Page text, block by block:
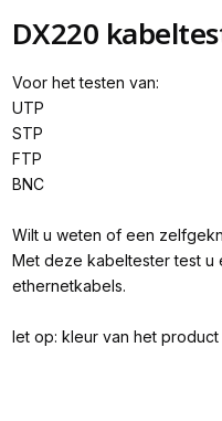
DX220
Voor het testen van:
UTP
STP
FTP
BNC
Wilt u weten of een
Met deze kabeltester test u
ethernetkabels.
let op: kleur van het